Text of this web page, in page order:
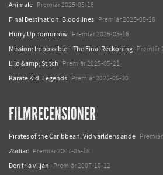
Animale Premiär 2025-05-16
Final Destination: Bloodlines Premiär 2025-05-16
Hurry Up Tomorrow Premiär 2025-05-16
Mission: Impossible – The Final Reckoning Premiär
Lilo &amp; Stitch Premiär 2025-05-21
Karate Kid: Legends Premiär 2025-05-30
FILMRECENSIONER
Pirates of the Caribbean: Vid världens ände
Zodiac Premiär 2007-05-18
Den fria viljan Premiär 2007-10-12